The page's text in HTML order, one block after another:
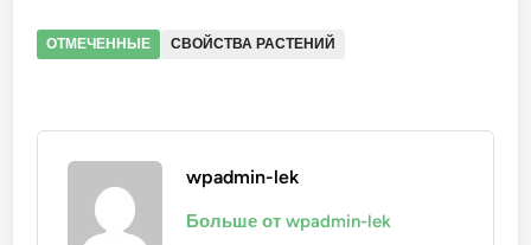
ОТМЕЧЕННЫЕ СВОЙСТВА РАСТЕНИЙ
wpadmin-lek
Больше от wpadmin-lek